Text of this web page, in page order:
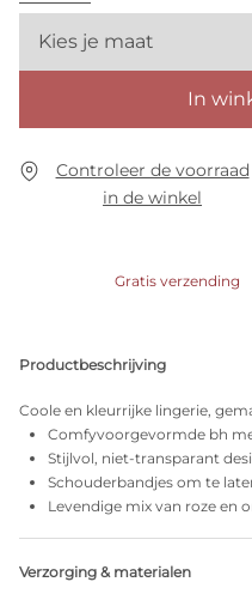
Kies je maat
In
Controleer de voorraad
in de winkel
Gratis verzending
Productbeschrijving
Coole en kleurrijke lingerie,
Comfyvoorgevormde bh
Stijlvol, niet-transparant
Schouderbandjes om te
Levendige mix van roze en
Verzorging & materialen